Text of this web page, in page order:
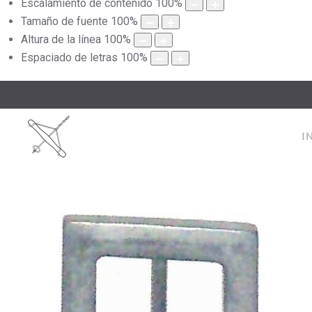
Escalamiento de contenido 100%
Tamaño de fuente 100%
Altura de la línea 100%
Espaciado de letras 100%